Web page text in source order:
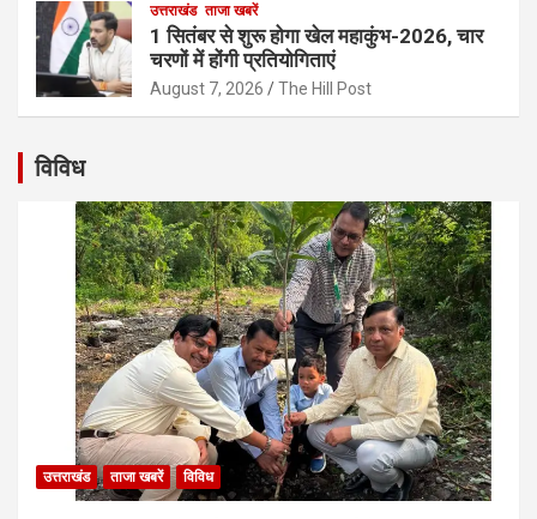
उत्तराखंड ताजा खबरें
1 सितंबर से शुरू होगा खेल महाकुंभ-2026, चार
चरणों में होंगी प्रतियोगिताएं
August 7, 2026 The Hill Post
विविध
उत्तराखंड ताजा खबरें विविध